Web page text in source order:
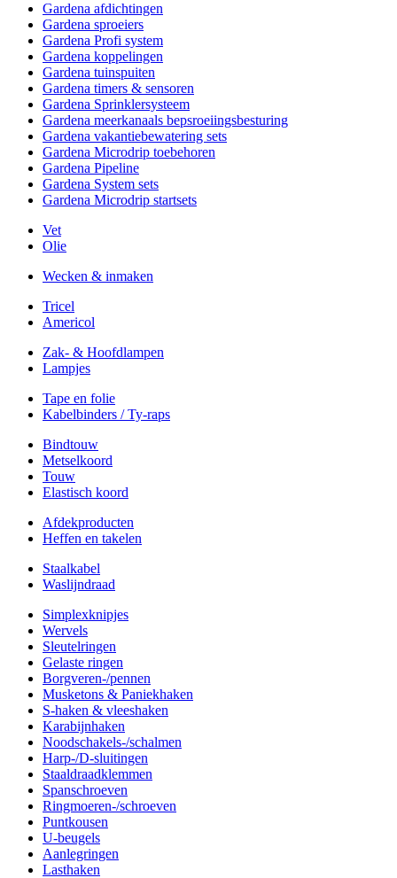
Gardena afdichtingen
Gardena sproeiers
Gardena Profi system
Gardena koppelingen
Gardena tuinspuiten
Gardena timers & sensoren
Gardena Sprinklersysteem
Gardena meerkanaals bepsroeiingsbesturing
Gardena vakantiebewatering sets
Gardena Microdrip toebehoren
Gardena Pipeline
Gardena System sets
Gardena Microdrip startsets
Vet
Olie
Wecken & inmaken
Tricel
Americol
Zak- & Hoofdlampen
Lampjes
Tape en folie
Kabelbinders / Ty-raps
Bindtouw
Metselkoord
Touw
Elastisch koord
Afdekproducten
Heffen en takelen
Staalkabel
Waslijndraad
Simplexknipjes
Wervels
Sleutelringen
Gelaste ringen
Borgveren-/pennen
Musketons & Paniekhaken
S-haken & vleeshaken
Karabijnhaken
Noodschakels-/schalmen
Harp-/D-sluitingen
Staaldraadklemmen
Spanschroeven
Ringmoeren-/schroeven
Puntkousen
U-beugels
Aanlegringen
Lasthaken